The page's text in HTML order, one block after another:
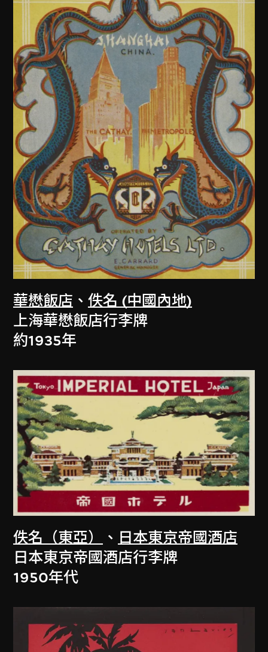
華懋飯店 、佚名 (中國內地)
上海華懋飯店行李牌
約1935年
佚名（東亞） 、 日本東京帝國酒店
日本東京帝國酒店行李牌
1950年代